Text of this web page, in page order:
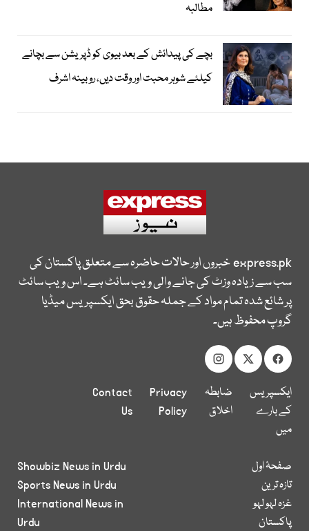
مطالبہ
بچے کی پیدائش کے بعد بیوی کو ڈپریشن سے بچانے
کیلئے شوہر محبت اور وقت دیں، روبینہ اشرف
express.pkخبروں اور حالات حاضرہ سے متعلق پاکستان کی
سب سے زیادہ وزٹ کی جانے والی ویب سائٹ ہے۔ اس ویب سائٹ
پر شائع شدہ تمام مواد کے جملہ حقوق بحق ایکسپریس میڈیا
گروپ محفوظ ہیں۔
ایکسپریس
کے بارے
میں
ضابطہ
اخلاق
Privacy
Policy
Contact
Us
صفحۂ اول
تازہ ترین
غزہ لہو لہو
پاکستان
Showbiz News in Urdu
Sports News in Urdu
International News in
Urdu